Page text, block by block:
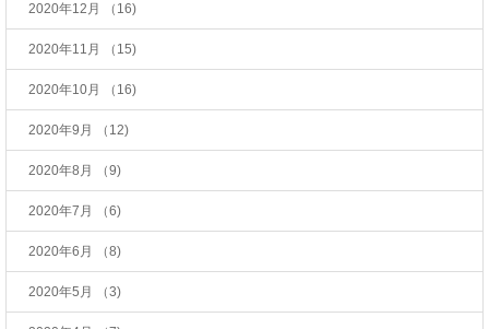
2020年12月 （16)
2020年11月 （15)
2020年10月 （16)
2020年9月 （12)
2020年8月 （9)
2020年7月 （6)
2020年6月 （8)
2020年5月 （3)